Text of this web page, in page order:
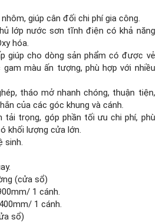
giúp cân đối chi phí gia công.
lớp nước sơn tĩnh điện có khả năng
hóa.
giúp cho dòng sản phẩm có được vẻ
màu ấn tượng, phù hợp với nhiều
tháo mở nhanh chóng, thuận tiện,
của các góc khung và cánh.
tải trọng, góp phần tối ưu chi phí, phù
khối lượng cửa lớn.
sinh.
(cửa sổ)
1 cánh.
1 cánh.
sổ)